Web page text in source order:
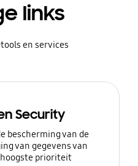
links
en services
Security
bescherming van de
van gegevens van
prioriteit